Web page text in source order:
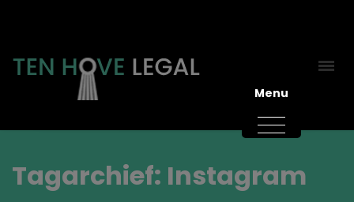
Tagarchief: Instagram
Menu